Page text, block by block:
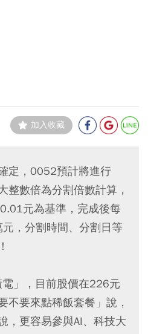
加入收藏
定，0052預計將進行
整數倍為分割倍數計算，
元為基準，完成後每
，分割時間、分割日等
」，目前股價在226元
不要來點稀飯套餐」說，
，更容易參與AI、科技大